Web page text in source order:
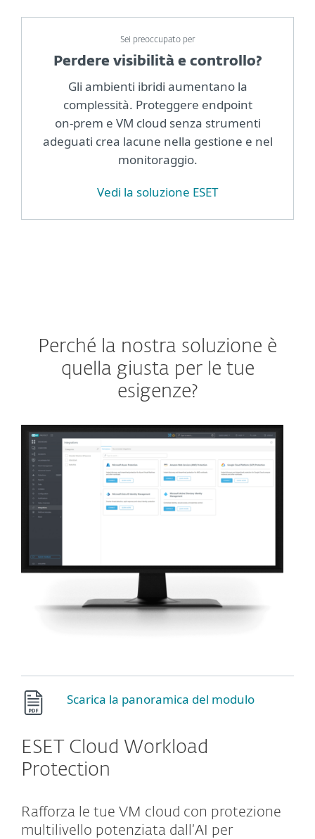
Sei preoccupato per
Perdere visibilità e controllo?
Gli ambienti ibridi aumentano la
complessità. Proteggere endpoint
on‑prem e VM cloud senza strumenti
adeguati crea lacune nella gestione e nel
monitoraggio.
Vedi la soluzione ESET
Perché la nostra soluzione è
quella giusta per le tue
esigenze?
Scarica la panoramica del modulo
ESET Cloud Workload
Protection
Rafforza le tue VM cloud con protezione
multilivello potenziata dall’AI per